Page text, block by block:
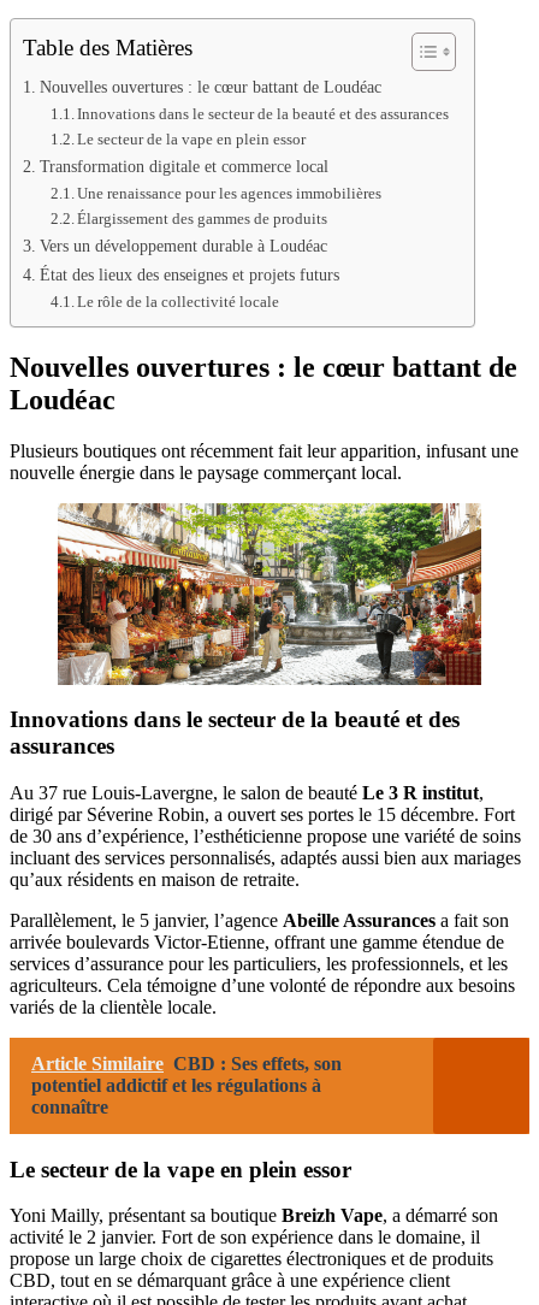
Table des Matières
Nouvelles ouvertures : le cœur battant de Loudéac
Innovations dans le secteur de la beauté et des assurances
Le secteur de la vape en plein essor
Transformation digitale et commerce local
Une renaissance pour les agences immobilières
Élargissement des gammes de produits
Vers un développement durable à Loudéac
État des lieux des enseignes et projets futurs
Le rôle de la collectivité locale
Nouvelles ouvertures : le cœur battant de
Loudéac
Plusieurs boutiques ont récemment fait leur apparition, infusant une
nouvelle énergie dans le paysage commerçant local.
Innovations dans le secteur de la beauté et des
assurances
Au 37 rue Louis-Lavergne, le salon de beauté Le 3 R institut,
dirigé par Séverine Robin, a ouvert ses portes le 15 décembre. Fort
de 30 ans d’expérience, l’esthéticienne propose une variété de soins
incluant des services personnalisés, adaptés aussi bien aux mariages
qu’aux résidents en maison de retraite.
Parallèlement, le 5 janvier, l’agence Abeille Assurances a fait son
arrivée boulevards Victor-Etienne, offrant une gamme étendue de
services d’assurance pour les particuliers, les professionnels, et les
agriculteurs. Cela témoigne d’une volonté de répondre aux besoins
variés de la clientèle locale.
Article Similaire CBD : Ses effets, son
potentiel addictif et les régulations à
connaître
Le secteur de la vape en plein essor
Yoni Mailly, présentant sa boutique Breizh Vape, a démarré son
activité le 2 janvier. Fort de son expérience dans le domaine, il
propose un large choix de cigarettes électroniques et de produits
CBD, tout en se démarquant grâce à une expérience client